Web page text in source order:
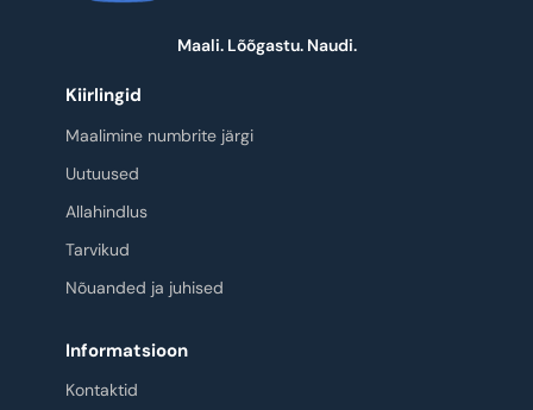
Maali. Lõõgastu. Naudi.
Kiirlingid
Maalimine numbrite järgi
Uutuused
Allahindlus
Tarvikud
Nõuanded ja juhised
Informatsioon
Kontaktid